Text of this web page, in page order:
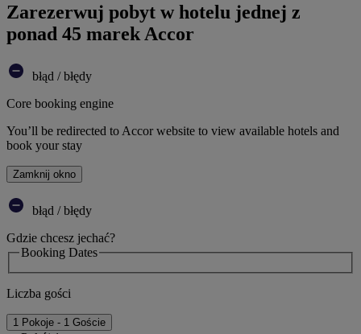
Zarezerwuj pobyt w hotelu jednej z
ponad 45 marek Accor
błąd / błędy
Core booking engine
You’ll be redirected to Accor website to view available hotels and
book your stay
Zamknij okno
błąd / błędy
Gdzie chcesz jechać?
Booking Dates
Liczba gości
1 Pokoje - 1 Goście